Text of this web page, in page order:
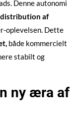
Denne autonomi
af
oplevelsen. Dette
både kommercielt
stabilt og
ny æra af